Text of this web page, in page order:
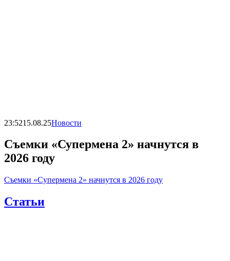
23:5215.08.25Новости
Съемки «Супермена 2» начнутся в
2026 году
Съемки «Супермена 2» начнутся в 2026 году
Статьи